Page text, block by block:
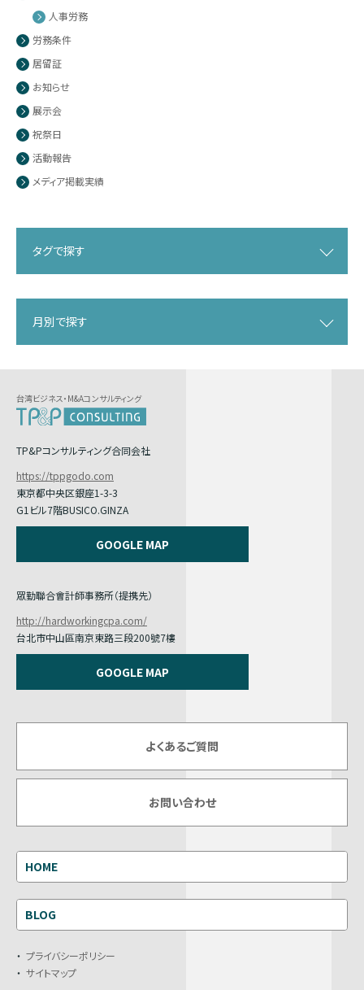
人事労務
労務条件
居留証
お知らせ
展示会
祝祭日
活動報告
メディア掲載実績
タグで探す
月別で探す
台湾ビジネス・M&Aコンサルティング
TP&Pコンサルティング合同会社
https://tppgodo.com
東京都中央区銀座1-3-3
G1ビル7階BUSICO.GINZA
GOOGLE MAP
眾勤聯合會計師事務所（提携先）
http://hardworkingcpa.com/
台北市中山區南京東路三段200號7樓
GOOGLE MAP
よくあるご質問
お問い合わせ
HOME
BLOG
プライバシーポリシー
サイトマップ